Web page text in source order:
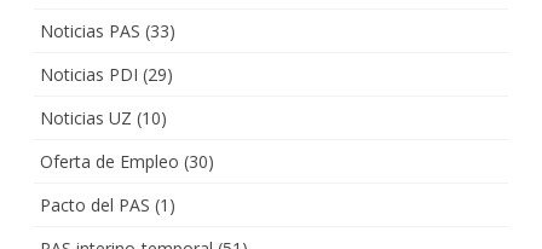
Noticias PAS (33)
Noticias PDI (29)
Noticias UZ (10)
Oferta de Empleo (30)
Pacto del PAS (1)